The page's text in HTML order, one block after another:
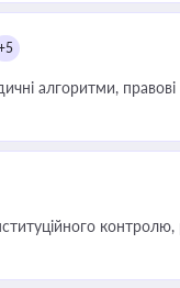
алгоритми,
контролю,